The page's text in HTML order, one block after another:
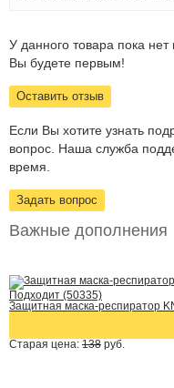
У данного товара пока
Вы будете первым!
Оставить отзыв
Если Вы хотите узнать
вопрос. Наша служба
время.
Задать вопрос
Важные дополнения
Подходит (50335)
Защитная маска-респиратор
Старая цена: 138 руб.